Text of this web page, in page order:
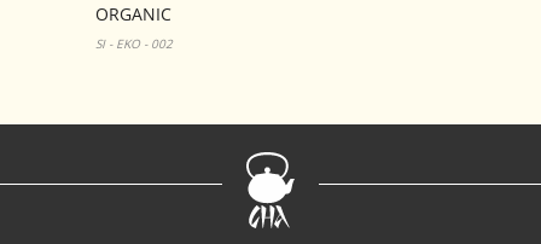
ORGANIC
SI - EKO - 002